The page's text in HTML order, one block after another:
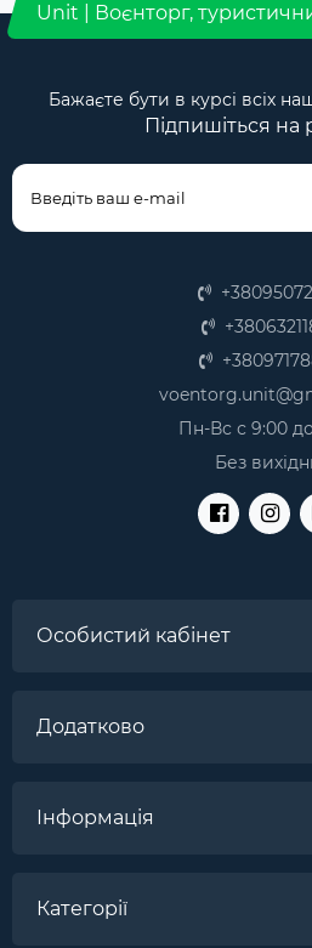
Unit | Воєнторг,
Бажаєте бути в курсі всіх
Підпишіться на
Пн-Вс с 9:00
Без
Особистий кабінет
Додатково
Інформація
Категорії